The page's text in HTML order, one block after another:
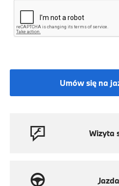
Umów się na
Wizyta